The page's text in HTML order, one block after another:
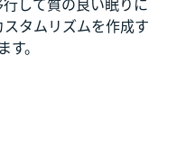
して質の良い眠りに
タムリズムを作成す
す。